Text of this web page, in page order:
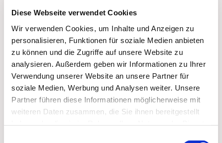
Diese Webseite verwendet Cookies
Wir verwenden Cookies, um Inhalte und Anzeigen zu
personalisieren, Funktionen für soziale Medien anbieten
zu können und die Zugriffe auf unsere Website zu
analysieren. Außerdem geben wir Informationen zu Ihrer
Verwendung unserer Website an unsere Partner für
soziale Medien, Werbung und Analysen weiter. Unsere
Partner führen diese Informationen möglicherweise mit
weiteren Daten zusammen, die Sie ihnen bereitgestellt
St. Jakobus, Grimmen, Dr.-Kurt-
Fischer-Straße 1, 18507 Grimmen